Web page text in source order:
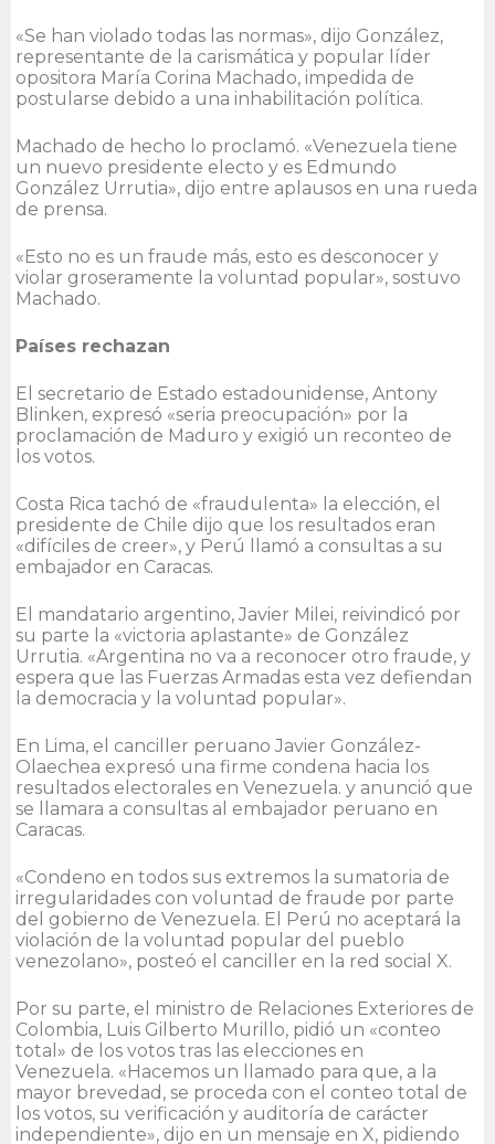
«Se han violado todas las normas», dijo González,
representante de la carismática y popular líder
opositora María Corina Machado, impedida de
postularse debido a una inhabilitación política.
Machado de hecho lo proclamó. «Venezuela tiene
un nuevo presidente electo y es Edmundo
González Urrutia», dijo entre aplausos en una rueda
de prensa.
«Esto no es un fraude más, esto es desconocer y
violar groseramente la voluntad popular», sostuvo
Machado.
Países rechazan
El secretario de Estado estadounidense, Antony
Blinken, expresó «seria preocupación» por la
proclamación de Maduro y exigió un reconteo de
los votos.
Costa Rica tachó de «fraudulenta» la elección, el
presidente de Chile dijo que los resultados eran
«difíciles de creer», y Perú llamó a consultas a su
embajador en Caracas.
El mandatario argentino, Javier Milei, reivindicó por
su parte la «victoria aplastante» de González
Urrutia. «Argentina no va a reconocer otro fraude, y
espera que las Fuerzas Armadas esta vez defiendan
la democracia y la voluntad popular».
En Lima, el canciller peruano Javier González-
Olaechea expresó una firme condena hacia los
resultados electorales en Venezuela. y anunció que
se llamara a consultas al embajador peruano en
Caracas.
«Condeno en todos sus extremos la sumatoria de
irregularidades con voluntad de fraude por parte
del gobierno de Venezuela. El Perú no aceptará la
violación de la voluntad popular del pueblo
venezolano», posteó el canciller en la red social X.
Por su parte, el ministro de Relaciones Exteriores de
Colombia, Luis Gilberto Murillo, pidió un «conteo
total» de los votos tras las elecciones en
Venezuela. «Hacemos un llamado para que, a la
mayor brevedad, se proceda con el conteo total de
los votos, su verificación y auditoría de carácter
independiente», dijo en un mensaje en X, pidiendo